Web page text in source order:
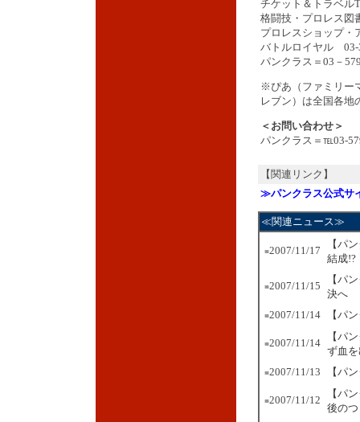
チケット＆トラベ
格闘技・プロレス
プロレスショップ
バトルロイヤル 03-
パンクラス＝03－
※ぴあ（ファミリー
レブン）は全国各地
＜お問い合わせ＞
パンクラス＝℡03-
【関連リンク】
≫パンクラス公式サ
≪関連ニュース≫
■2007/11/17
【パ
結成!?
■2007/11/15
【パ
決へ
■2007/11/14 【パ
■2007/11/14
【パ
ず血
■2007/11/13 【パ
■2007/11/12
【パ
後の